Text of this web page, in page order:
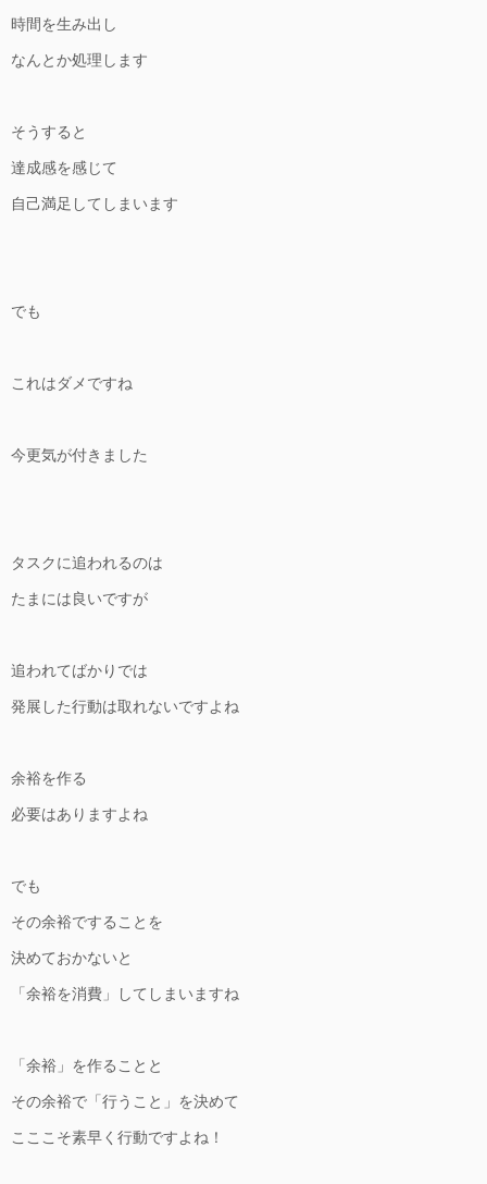
時間を生み出し
なんとか処理します
そうすると
達成感を感じて
自己満足してしまいます
でも
これはダメですね
今更気が付きました
タスクに追われるのは
たまには良いですが
追われてばかりでは
発展した行動は取れないですよね
余裕を作る
必要はありますよね
でも
その余裕ですることを
決めておかないと
「余裕を消費」してしまいますね
「余裕」を作ることと
その余裕で「行うこと」を決めて
こここそ素早く行動ですよね！